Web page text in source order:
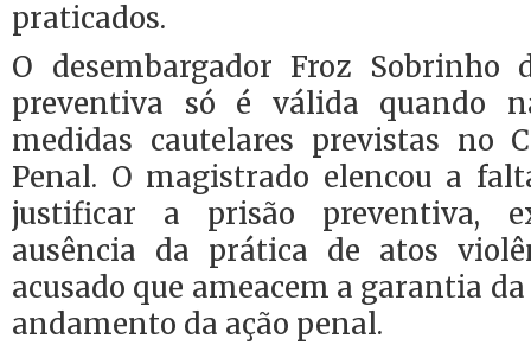
praticados.
O desembargador Froz Sobrinho
preventiva só é válida quando
medidas cautelares previstas no
Penal. O magistrado elencou a
justificar a prisão preventiva,
ausência da prática de atos
acusado que ameacem a garantia
andamento da ação penal.